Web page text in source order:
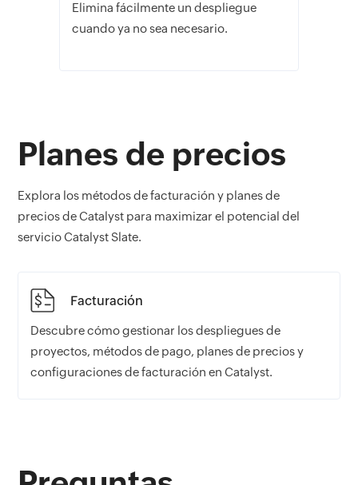
Elimina fácilmente un despliegue
cuando ya no sea necesario.
Planes de precios
Explora los métodos de facturación y planes de
precios de Catalyst para maximizar el potencial del
servicio Catalyst Slate.
Facturación
Descubre cómo gestionar los despliegues de
proyectos, métodos de pago, planes de precios y
configuraciones de facturación en Catalyst.